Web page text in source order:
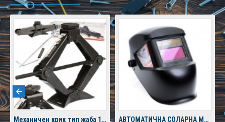
Mеханичен крик тип жаба 1.5 тона
АВТОМАТИЧНА СОЛАРНА МАСКА ЗА ЗАВАРЯВАНЕ